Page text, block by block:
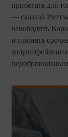
прибегать для
— сказала
освободить
и принять